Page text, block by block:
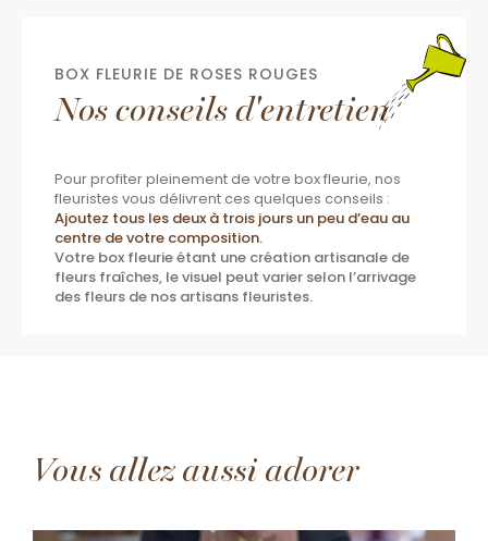
BOX FLEURIE DE ROSES ROUGES
Nos conseils d'entretien
Pour profiter pleinement de votre box fleurie, nos
fleuristes vous délivrent ces quelques conseils :
Ajoutez tous les deux à trois jours un peu d’eau au
centre de votre composition.
Votre box fleurie étant une création artisanale de
fleurs fraîches, le visuel peut varier selon l’arrivage
des fleurs de nos artisans fleuristes.
Vous allez aussi adorer